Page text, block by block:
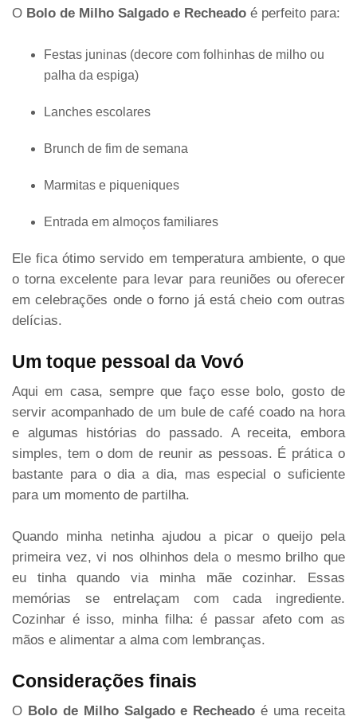
O Bolo de Milho Salgado e Recheado é perfeito para:
Festas juninas (decore com folhinhas de milho ou
palha da espiga)
Lanches escolares
Brunch de fim de semana
Marmitas e piqueniques
Entrada em almoços familiares
Ele fica ótimo servido em temperatura ambiente, o que
o torna excelente para levar para reuniões ou oferecer
em celebrações onde o forno já está cheio com outras
delícias.
Um toque pessoal da Vovó
Aqui em casa, sempre que faço esse bolo, gosto de
servir acompanhado de um bule de café coado na hora
e algumas histórias do passado. A receita, embora
simples, tem o dom de reunir as pessoas. É prática o
bastante para o dia a dia, mas especial o suficiente
para um momento de partilha.
Quando minha netinha ajudou a picar o queijo pela
primeira vez, vi nos olhinhos dela o mesmo brilho que
eu tinha quando via minha mãe cozinhar. Essas
memórias se entrelaçam com cada ingrediente.
Cozinhar é isso, minha filha: é passar afeto com as
mãos e alimentar a alma com lembranças.
Considerações finais
O Bolo de Milho Salgado e Recheado é uma receita